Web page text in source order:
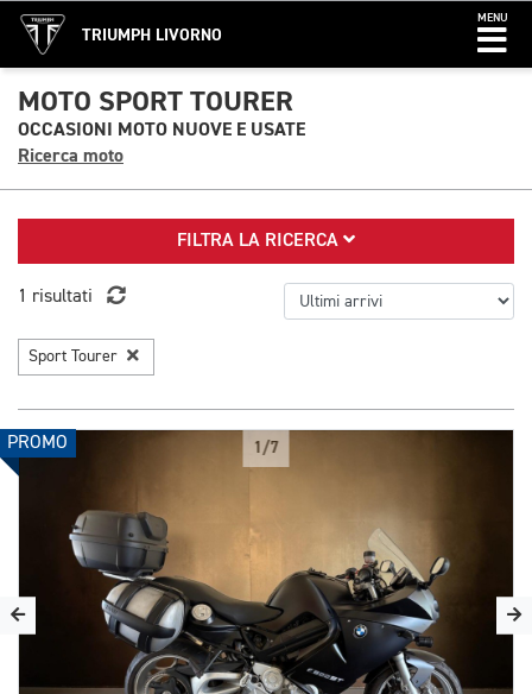
TRIUMPH LIVORNO
MENU
MOTO SPORT TOURER
OCCASIONI MOTO NUOVE E USATE
Ricerca moto
FILTRA LA RICERCA
1 risultati
Sport Tourer
PROMO 1/7